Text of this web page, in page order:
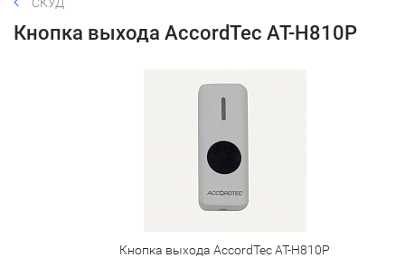
Кнопка выхода AccordTec AT-H810P
Кнопка выхода AccordTec AT-H810P